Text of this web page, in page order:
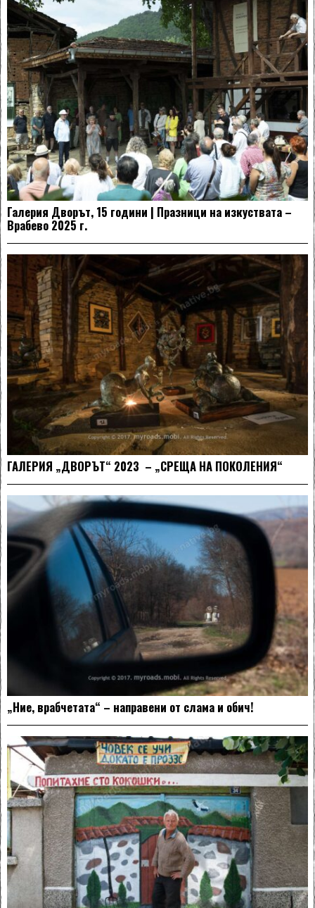
Галерия Дворът, 15 години | Празници на изкуствата –
Врабево 2025 г.
ГАЛЕРИЯ „ДВОРЪТ“ 2023 – „СРЕЩА НА ПОКОЛЕНИЯ“
„Ние, врабчетата“ – направени от слама и обич!